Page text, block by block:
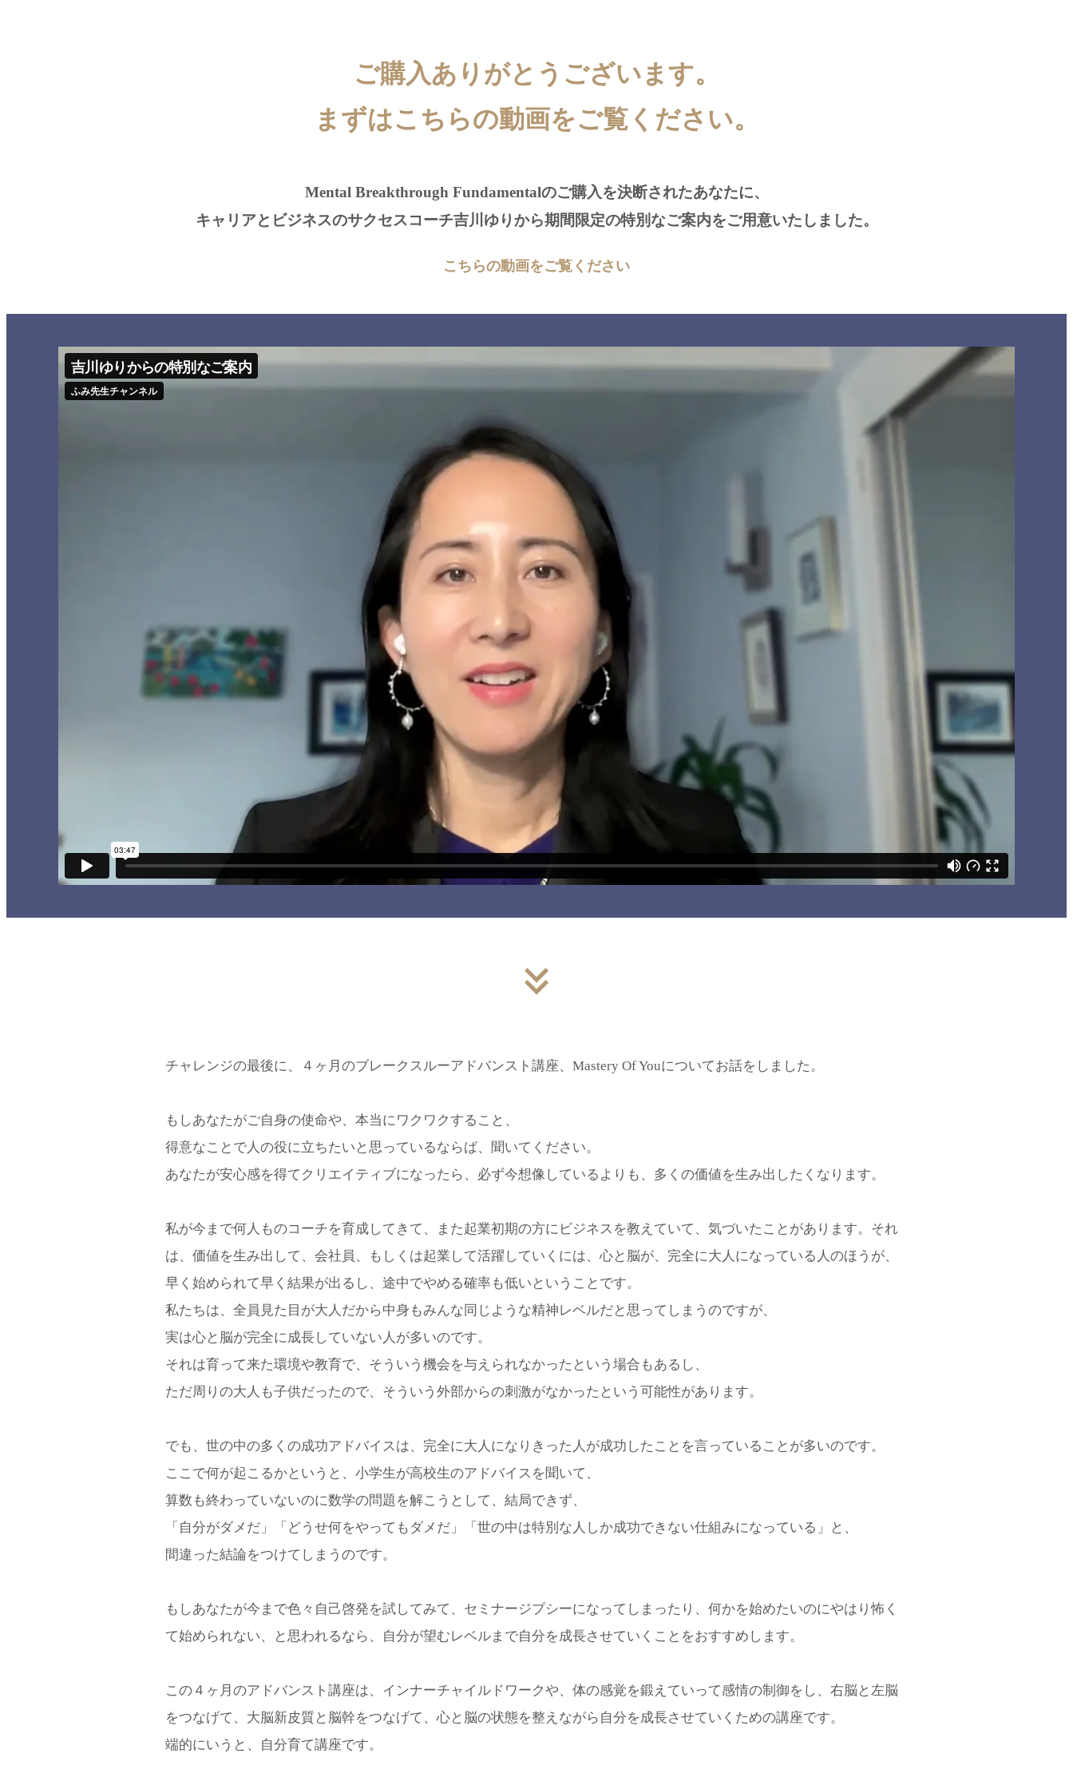
ご購入ありがとうございます。
まずはこちらの動画をご覧ください。
Mental Breakthrough Fundamentalのご購入を決断されたあなたに、
キャリアとビジネスのサクセスコーチ吉川ゆりから期間限定の特別なご案内をご用意いたしました。
こちらの動画をご覧ください
チャレンジの最後に、４ヶ月のブレークスルーアドバンスト講座、Mastery Of Youについてお話をしました。
もしあなたがご自身の使命や、本当にワクワクすること、
得意なことで人の役に立ちたいと思っているならば、聞いてください。
あなたが安心感を得てクリエイティブになったら、必ず今想像しているよりも、多くの価値を生み出したくなります。
私が今まで何人ものコーチを育成してきて、また起業初期の方にビジネスを教えていて、気づいたことがあります。それ
は、価値を生み出して、会社員、もしくは起業して活躍していくには、心と脳が、完全に大人になっている人のほうが、
早く始められて早く結果が出るし、途中でやめる確率も低いということです。
私たちは、全員見た目が大人だから中身もみんな同じような精神レベルだと思ってしまうのですが、
実は心と脳が完全に成長していない人が多いのです。
それは育って来た環境や教育で、そういう機会を与えられなかったという場合もあるし、
ただ周りの大人も子供だったので、そういう外部からの刺激がなかったという可能性があります。
でも、世の中の多くの成功アドバイスは、完全に大人になりきった人が成功したことを言っていることが多いのです。
ここで何が起こるかというと、小学生が高校生のアドバイスを聞いて、
算数も終わっていないのに数学の問題を解こうとして、結局できず、
「自分がダメだ」「どうせ何をやってもダメだ」「世の中は特別な人しか成功できない仕組みになっている」と、
間違った結論をつけてしまうのです。
もしあなたが今まで色々自己啓発を試してみて、セミナージプシーになってしまったり、何かを始めたいのにやはり怖く
て始められない、と思われるなら、自分が望むレベルまで自分を成長させていくことをおすすめします。
この４ヶ月のアドバンスト講座は、インナーチャイルドワークや、体の感覚を鍛えていって感情の制御をし、右脳と左脳
をつなげて、大脳新皮質と脳幹をつなげて、心と脳の状態を整えながら自分を成長させていくための講座です。
端的にいうと、自分育て講座です。